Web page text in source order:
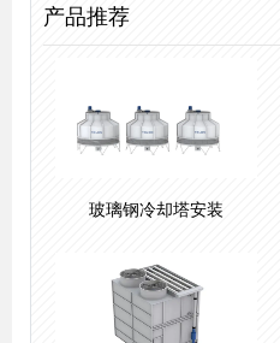
产品推荐
玻璃钢冷却塔安装